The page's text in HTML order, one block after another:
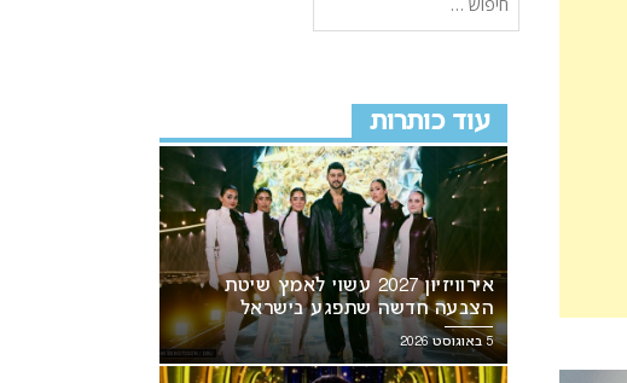
עוד כותרות
אירוויזיון 2027 עשוי לאמץ שיטת
הצבעה חדשה שתפגע בישראל
5 באוגוסט 2026